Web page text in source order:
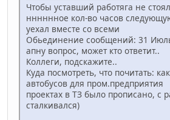
Чтобы уставший работяга не
нннннное кол-во часов
уехал вместе со всеми
Обьединение сообщений: 31
апну вопрос, может кто ответит..
Коллеги, подскажите..
Куда посмотреть, что почитать:
автобусов для
проектах в ТЗ было прописано, с
сталкивался)